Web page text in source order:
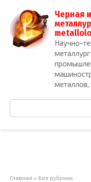
контенту
Черная
Научно-
металлов,
Главная » Без рубрики